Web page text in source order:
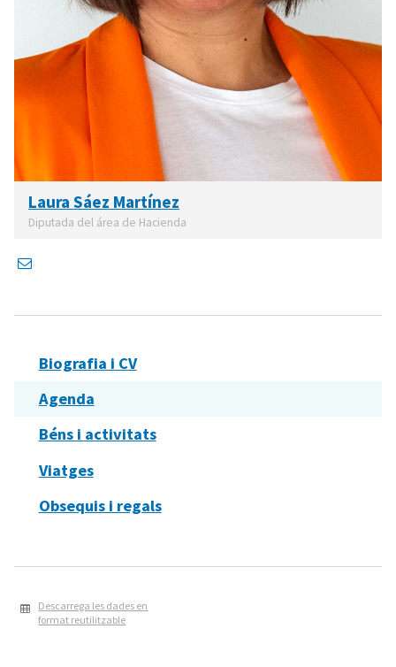
Laura Sáez Martínez
Diputada del área de Hacienda
Biografia i CV
Agenda
Béns i activitats
Viatges
Obsequis i regals
Descarrega les dades en
format reutilitzable